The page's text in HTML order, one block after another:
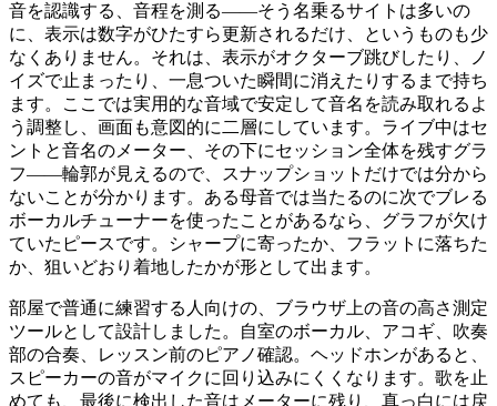
音を認識する、音程を測る——そう名乗るサイトは多いの
に、表示は数字がひたすら更新されるだけ、というものも少
なくありません。それは、表示がオクターブ跳びしたり、ノ
イズで止まったり、一息ついた瞬間に消えたりするまで持ち
ます。ここでは実用的な音域で安定して音名を読み取れるよ
う調整し、画面も意図的に二層にしています。ライブ中はセ
ントと音名のメーター、その下にセッション全体を残すグラ
フ——輪郭が見えるので、スナップショットだけでは分から
ないことが分かります。ある母音では当たるのに次でブレる
ボーカルチューナーを使ったことがあるなら、グラフが欠け
ていたピースです。シャープに寄ったか、フラットに落ちた
か、狙いどおり着地したかが形として出ます。
部屋で普通に練習する人向けの、ブラウザ上の音の高さ測定
ツールとして設計しました。自室のボーカル、アコギ、吹奏
部の合奏、レッスン前のピアノ確認。ヘッドホンがあると、
スピーカーの音がマイクに回り込みにくくなります。歌を止
めても、最後に検出した音はメーターに残り、真っ白には戻